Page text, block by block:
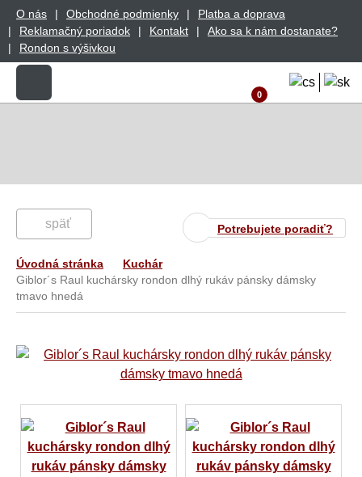
O nás Obchodné podmienky
Platba a doprava
Reklamačný poriadok
Kontakt
Ako sa k nám dostanate?
Rondon s výšivkou
0
Potrebujete poradiť?
späť
Úvodná stránka
Kuchár
Giblor´s Raul kuchársky rondon dlhý rukáv pánsky dámsky
tmavo hnedá